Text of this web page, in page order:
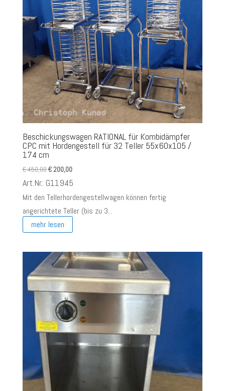
Beschickungswagen RATIONAL für Kombidämpfer
CPC mit Hordengestell für 32 Teller 55x60x105 /
174 cm
€450,00Ursprünglicher
Preis
€200,00Aktueller
Preis
€ 200,00.
Art.Nr.: G11945
Mit den Tellerhordengestellwagen können fertig
angerichtete Teller (bis zu 3...
mehr lesen